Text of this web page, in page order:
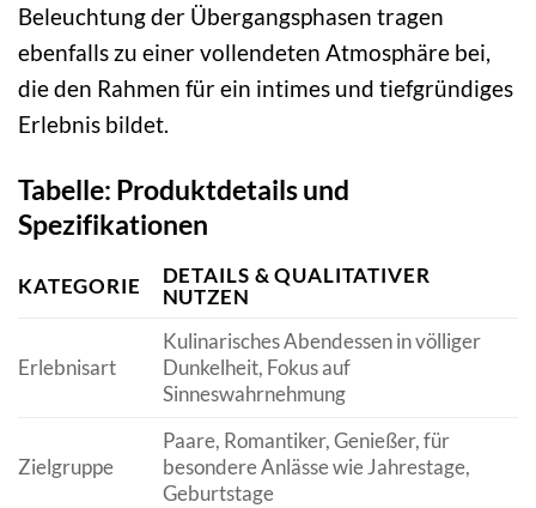
Beleuchtung der Übergangsphasen tragen
ebenfalls zu einer vollendeten Atmosphäre bei,
die den Rahmen für ein intimes und tiefgründiges
Erlebnis bildet.
Tabelle: Produktdetails und
Spezifikationen
KATEGORIE
DETAILS & QUALITATIVER
NUTZEN
Erlebnisart
Kulinarisches Abendessen in völliger
Dunkelheit, Fokus auf
Sinneswahrnehmung
Zielgruppe
Paare, Romantiker, Genießer, für
besondere Anlässe wie Jahrestage,
Geburtstage